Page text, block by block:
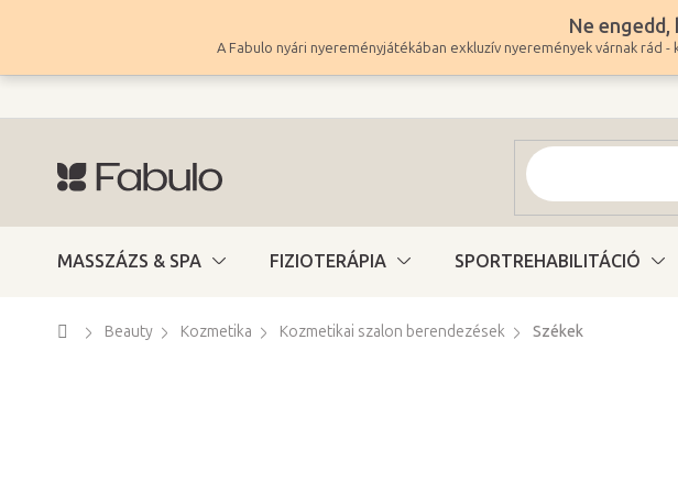
tartalomhoz
Ne
A Fabulo nyári nyereményjátékában exkluzív nyeremények várnak rád
MASSZÁZS & SPA FIZIOTERÁPIA SPORTREHABILITÁCIÓ
Kezdőlap
Beauty Kozmetika Kozmetikai szalon berendezések Székek